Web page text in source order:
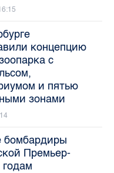
концепцию
с
и пятью
зонами
бомбардиры
Премьер-
годам